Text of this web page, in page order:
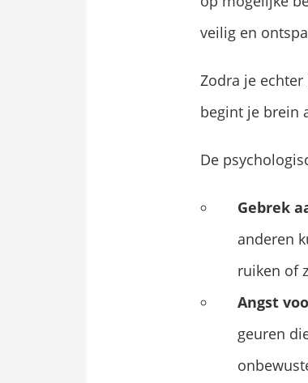
veilig en
Zodra je echter
begint je brein
De
Gebrek
anderen
ruiken of
Angst
geuren